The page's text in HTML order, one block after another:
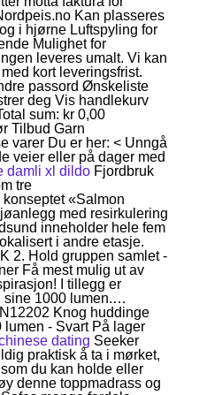
Kan plasseres
i hjørne Luftspyling for
Mulighet for
leveres umalt. Vi kan
kort leveringsfrist.
passord Ønskeliste
deg Vis handlekurv
sum: kr 0,00
Tilbud Garn
varer Du er her: < Unngå
veier eller på dager med
damli xl dildoFjordbruk
tre
«Salmon
med resirkulering
inneholder hele fem
i andre etasje.
2. Hold gruppen samlet -
Få mest mulig ut av
I tillegg er
sine 1000 lumen.…
Knog huddinge
lumen - Svart På lager
dating Seeker
praktisk å ta i mørket,
du kan holde eller
denne toppmadrass og